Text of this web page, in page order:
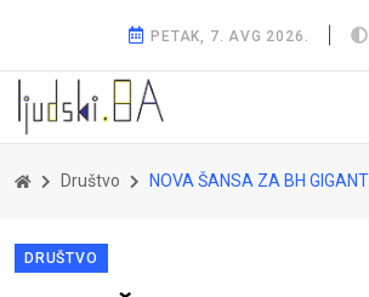
PETAK, 7. AVG 2026.
Društvo NOVA ŠANSA ZA BH GIGANTA: Objekti od 50.000 kvadrata na prodaju
DRUŠTVO